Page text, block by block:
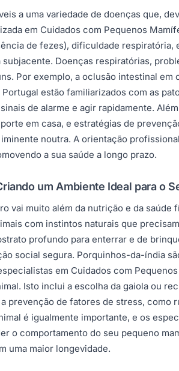
a uma variedade de doenças que,
em Cuidados com Pequenos
de fezes), dificuldade
Doenças respiratórias,
Por exemplo, a oclusão intestinal
estão familiarizados com as
de alarme e agir rapidamente.
em casa, e estratégias de
noutra. A orientação
a sua saúde a longo prazo.
um Ambiente Ideal para o
vai muito além da nutrição e da
com instintos naturais que
profundo para enterrar e de
social segura. Porquinhos-da-índia
em Cuidados com
Isto inclui a escolha da gaiola ou
prevenção de fatores de stress,
é igualmente importante, e os
o comportamento do seu pequeno
uma maior longevidade.